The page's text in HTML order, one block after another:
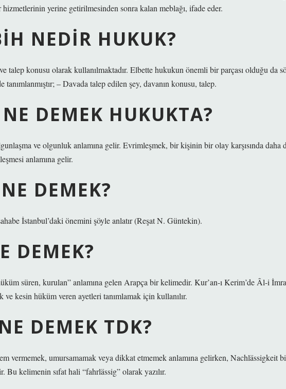
hizmetlerinin yerine getirilmesinden sonra kalan meblağı, ifade eder.
NEDIR HUKUK?
talep konusu olarak kullanılmaktadır. Elbette hukukun önemli bir parçası olduğu da
– Davada talep edilen şey, davanın konusu, talep.
DEMEK HUKUKTA?
ve olgunluk anlamına gelir. Evrimleşmek, bir kişinin bir olay karşısında daha
anlamına gelir.
DEMEK?
İstanbul’daki önemini şöyle anlatır (Reşat N. Güntekin).
DEMEK?
ve kesin hüküm veren ayetleri tanımlamak için kullanılır.
DEMEK TDK?
vermemek, umursamamak veya dikkat etmemek anlamına gelirken, Nachlässigkeit
Bu kelimenin sıfat hali “fahrlässig” olarak yazılır.